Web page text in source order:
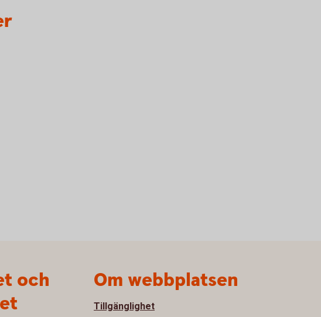
och
Om webbplatsen
Tillgänglighet